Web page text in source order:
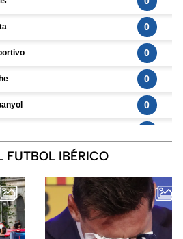
FUTBOL IBÉRICO